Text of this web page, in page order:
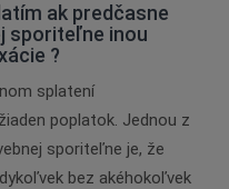
ak predčasne
sporiteľne inou
?
splatení
poplatok. Jednou z
sporiteľne je, že
bez akéhokoľvek